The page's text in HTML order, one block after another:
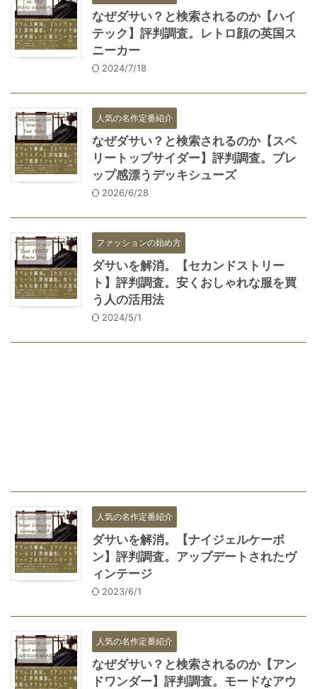
なぜダサい？と検索されるのか【ハイ
テック】評判調査。レトロ顔の英国ス
ニーカー
2024/7/18
人気の名作定番紹介
なぜダサい？と検索されるのか【スペ
リートップサイダー】評判調査。プレ
ップ感漂うデッキシューズ
2026/6/28
ファッションの始め方
ダサいを解消。【セカンドストリー
ト】評判調査。安くおしゃれな服を買
う人の活用法
2024/5/1
人気の名作定番紹介
ダサいを解消。【ナイジェルケーボ
ン】評判調査。アップデートされたヴ
ィンテージ
2023/6/1
人気の名作定番紹介
なぜダサい？と検索されるのか【アン
ドワンダー】評判調査。モードなアウ